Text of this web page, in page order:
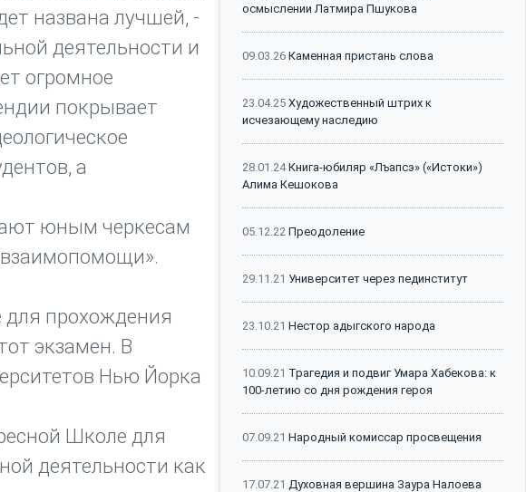
названа лучшей, -
деятельности и
огромное
покрывает
а
юным черкесам
взаимопомощи».
для прохождения
экзамен. В
Нью Йорка
Школе для
деятельности как
осмыслении Латмира Пшукова
09.03.26 Каменная пристань слова
23.04.25 Художественный штрих к
исчезающему наследию
28.01.24Книга-юбиляр «Лъапсэ» («Истоки»)
Алима Кешокова
05.12.22 Преодоление
29.11.21 Университет через пединститут
23.10.21 Нестор адыгского народа
10.09.21 Трагедия и подвиг Умара Хабекова: к
100-летию со дня рождения героя
07.09.21 Народный комиссар просвещения
17.07.21 Духовная вершина Заура Налоева